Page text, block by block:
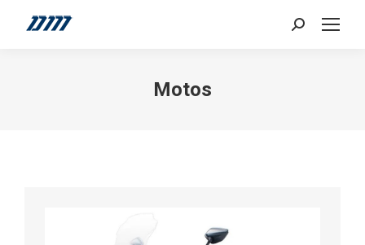
Search:
Motos